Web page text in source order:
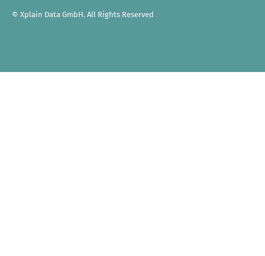
© Xplain Data GmbH. All Rights Reserved